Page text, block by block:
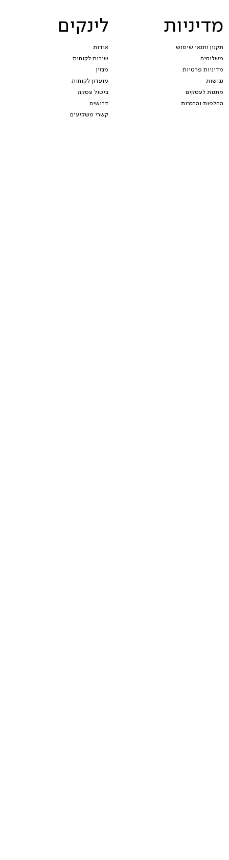
מדיניות
תקנון ותנאי שימוש
משלוחים
מדיניות פרטיות
נגישות
מתנות לעסקים
החלפות והחזרות
לינקים
אודות
שירות לקוחות
מגזין
מועדון לקוחות
ביטול עסקה
דרושים
קשרי משקיעים